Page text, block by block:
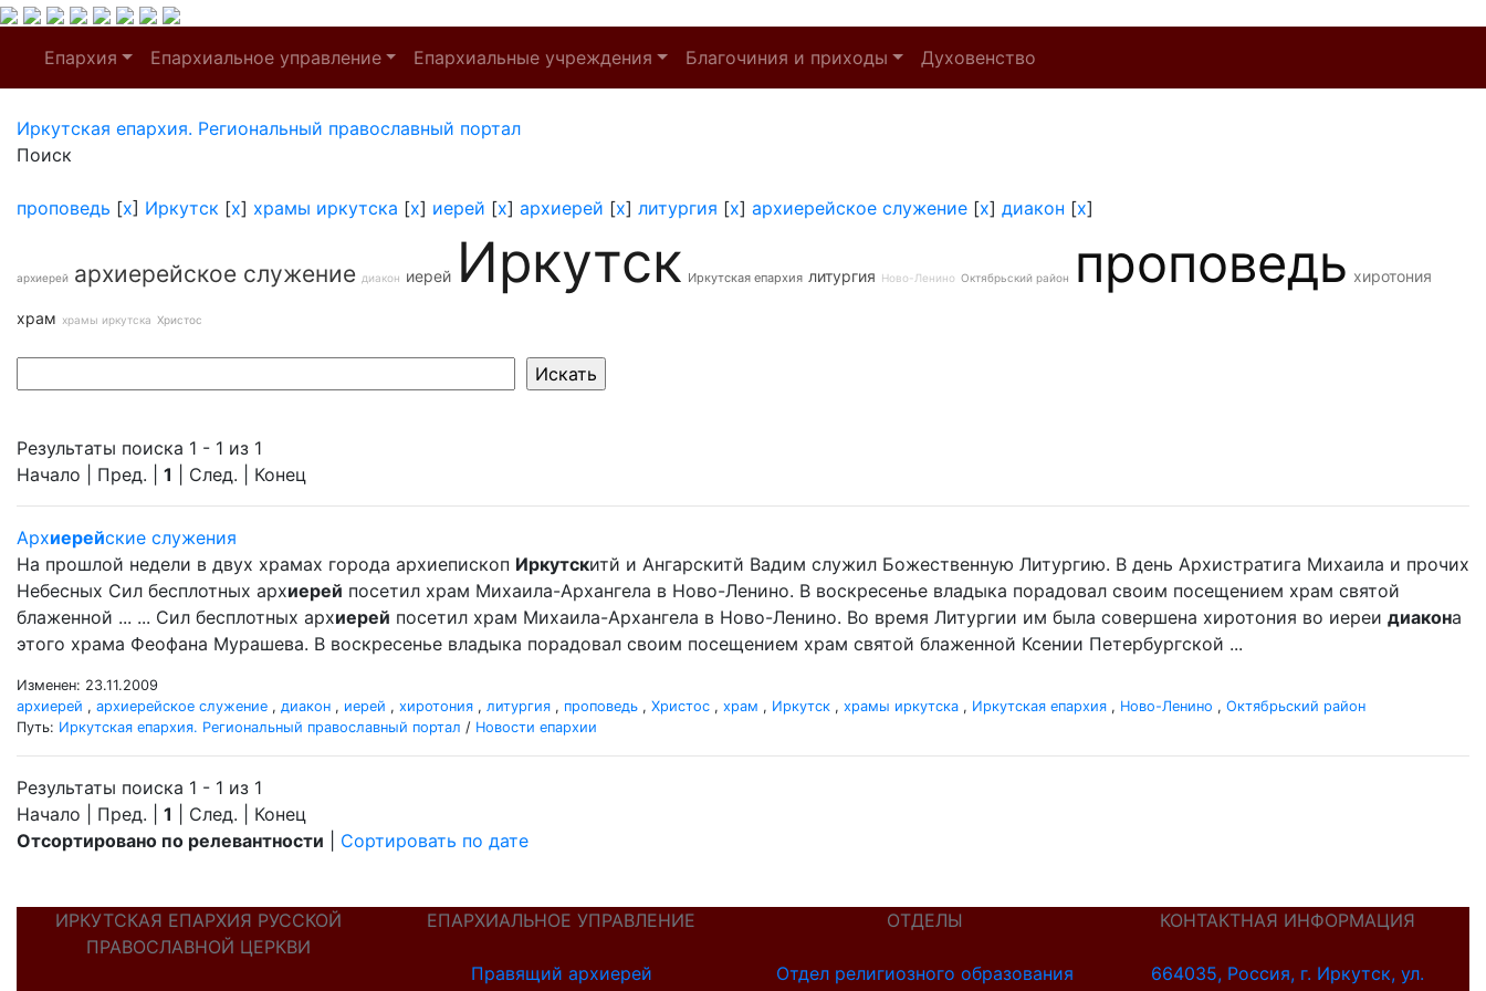
Епархия Епархиальное управление Епархиальные учреждения Благочиния и приходы Духовенство
Иркутская епархия. Региональный православный портал
Поиск
проповедь [x] Иркутск [x] храмы иркутска [x] иерей [x] архиерей [x] литургия [x] архиерейское служение [x] диакон [x]
архиерей архиерейское служение диакон иерей Иркутск Иркутская епархия литургия Ново-Ленино Октябрьский район проповедь хиротония
храм храмы иркутска Христос
Результаты поиска 1 - 1 из 1
Начало | Пред. | 1 | След. | Конец
Архиерейские служения
На прошлой недели в двух храмах города архиепископ Иркутскитй и Ангарскитй Вадим служил Божественную Литургию. В день Архистратига Михаила и прочих
Небесных Сил бесплотных архиерей посетил храм Михаила-Архангела в Ново-Ленино. В воскресенье владыка порадовал своим посещением храм святой
блаженной ... ... Сил бесплотных архиерей посетил храм Михаила-Архангела в Ново-Ленино. Во время Литургии им была совершена хиротония во иереи диакона
этого храма Феофана Мурашева. В воскресенье владыка порадовал своим посещением храм святой блаженной Ксении Петербургской ...
Изменен: 23.11.2009
архиерей , архиерейское служение , диакон , иерей , хиротония , литургия , проповедь , Христос , храм , Иркутск , храмы иркутска , Иркутская епархия , Ново-Ленино , Октябрьский район
Путь: Иркутская епархия. Региональный православный портал / Новости епархии
Результаты поиска 1 - 1 из 1
Начало | Пред. | 1 | След. | Конец
Отсортировано по релевантности
Сортировать по дате
ИРКУТСКАЯ ЕПАРХИЯ РУССКОЙ
ПРАВОСЛАВНОЙ ЦЕРКВИ
ЕПАРХИАЛЬНОЕ УПРАВЛЕНИЕ
Правящий архиерей
ОТДЕЛЫ
Отдел религиозного образования
КОНТАКТНАЯ ИНФОРМАЦИЯ
664035, Россия, г. Иркутск, ул.